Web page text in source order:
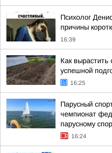
Психолог
причины
16:39
Как вырастить
успешной
16:25
Парусный
чемпионат
парусному
16:24